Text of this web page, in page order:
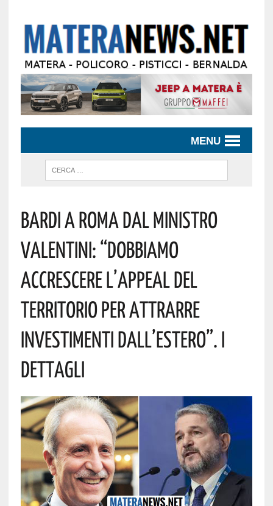
MENU
Bardi A Roma Dal Ministro
Valentini: “dobbiamo
Accrescere L’appeal Del
Territorio Per Attrarre
Investimenti Dall’estero”. I
Dettagli